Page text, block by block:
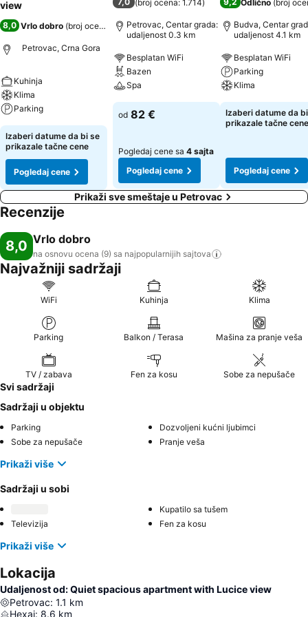
view
8,0 Vrlo dobro (broj ocena: 9)
Petrovac, Crna Gora
Kuhinja
Klima
Parking
Izaberi datume da bi se
prikazale tačne cene
Pogledaj cene
(broj ocena: 1.714)
Petrovac, Centar grada:
udaljenost 0.3 km
Besplatan WiFi
Bazen
Spa
od 82 €
Pogledaj cene sa 4 sajta
Pogledaj cene
Odlično (broj
Budva, Centar
udaljenost 4.1 km
Besplatan WiFi
Parking
Klima
Izaberi datume da
prikazale tačne cene
Pogledaj cene
Prikaži sve smeštaje u Petrovac
Recenzije
8,0 Vrlo dobro
na osnovu ocena (9) sa najpopularnijih sajtova
Najvažniji sadržaji
WiFi Kuhinja Klima
Parking Balkon / Terasa Mašina za pranje veša
TV / zabava Fen za kosu Sobe za nepušače
Svi sadržaji
Sadržaji u objektu
Parking
Dozvoljeni kućni ljubimci
Sobe za nepušače
Pranje veša
Prikaži više
Sadržaji u sobi
Kupatilo sa tušem
Televizija
Fen za kosu
Prikaži više
Lokacija
Udaljenost od: Quiet spacious apartment with Lucice view
Petrovac: 1.1 km
Нехај: 8.6 km